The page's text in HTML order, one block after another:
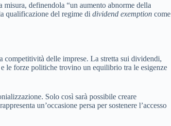
misura, definendola “un aumento abnorme della
qualificazione del regime di dividend exemption come
competitività delle imprese. La stretta sui dividendi,
le forze politiche trovino un equilibrio tra le esigenze
Solo così sarà possibile creare
un’occasione persa per sostenere l’accesso